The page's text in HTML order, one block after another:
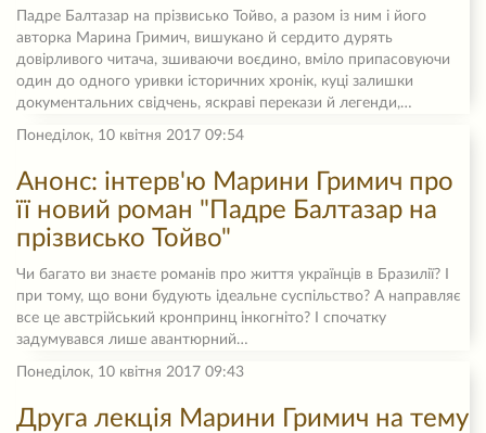
Падре Балтазар на прізвисько Тойво, а разом із ним і його
авторка Марина Гримич, вишукано й сердито дурять
довірливого читача, зшиваючи воєдино, вміло припасовуючи
один до одного уривки історичних хронік, куці залишки
документальних свідчень, яскраві перекази й легенди,…
Понеділок, 10 квітня 2017 09:54
Анонс: інтерв'ю Марини Гримич про
її новий роман "Падре Балтазар на
прізвисько Тойво"
Чи багато ви знаєте романів про життя українців в Бразилії? І
при тому, що вони будують ідеальне суспільство? А направляє
все це австрійський кронпринц інкогніто? І спочатку
задумувався лише авантюрний…
Понеділок, 10 квітня 2017 09:43
Друга лекція Марини Гримич на тему